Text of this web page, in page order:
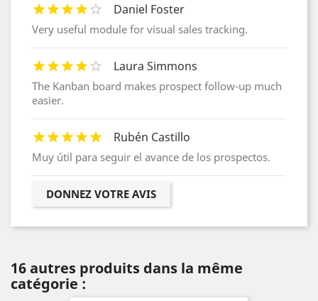
Daniel Foster
Very useful module for visual sales tracking.
Laura Simmons
The Kanban board makes prospect follow-up much
easier.
Rubén Castillo
Muy útil para seguir el avance de los prospectos.
DONNEZ VOTRE AVIS
16 autres produits dans la même
catégorie :